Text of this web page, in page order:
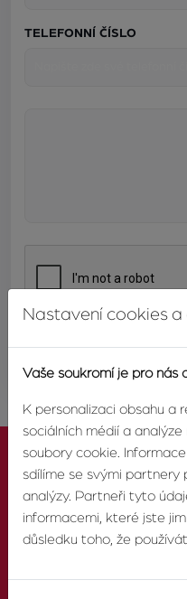
TELEFONNÍ ČÍSLO
KONTAKTUJTE NÁS
Nastavení cookies a
Vaše soukromí je pro nás
K personalizaci obsahu a
sociálních médií a
soubory cookie.
sdílíme se svými partnery
analýzy. Partneři tyto
informacemi, které jste
důsledku toho, že